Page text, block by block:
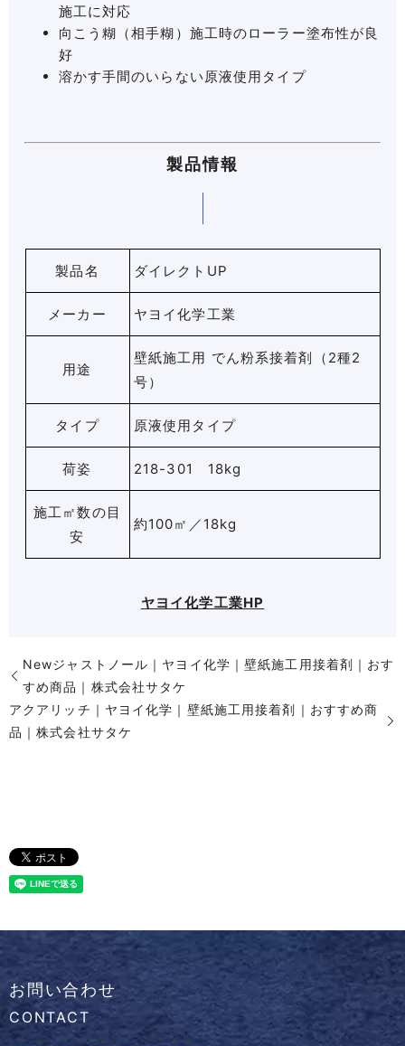
施工に対応
向こう糊（相手糊）施工時のローラー塗布性が良
好
溶かす手間のいらない原液使用タイプ
製品情報
製品名 ダイレクトUP
メーカー ヤヨイ化学工業
用途
壁紙施工用 でん粉系接着剤（2種2
号）
タイプ 原液使用タイプ
荷姿 218-301 18kg
施工㎡数の目
安
約100㎡／18kg
ヤヨイ化学工業HP
Newジャストノール｜ヤヨイ化学｜壁紙施工用接着剤｜おす
すめ商品｜株式会社サタケ
アクアリッチ｜ヤヨイ化学｜壁紙施工用接着剤｜おすすめ商
品｜株式会社サタケ
お問い合わせ
CONTACT